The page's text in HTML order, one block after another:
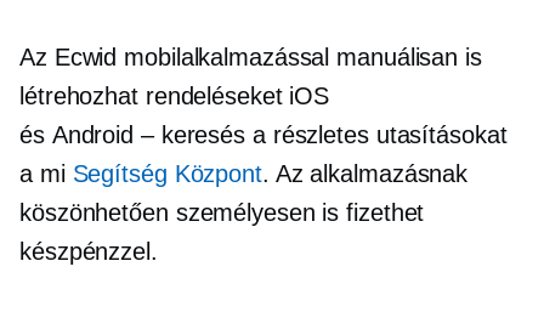
Az Ecwid mobilalkalmazással manuálisan is
létrehozhat rendeléseket iOS
és Android – keresés a részletes utasításokat
a mi Segítség Központ. Az alkalmazásnak
köszönhetően személyesen is fizethet
készpénzzel.